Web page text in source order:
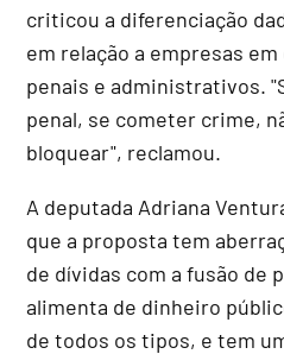
criticou a diferenciação
em relação a empresas
penais e administrativos.
penal, se cometer crime,
bloquear", reclamou.
A deputada Adriana
que a proposta tem
de dívidas com a fusão de
alimenta de dinheiro
de todos os tipos, e tem